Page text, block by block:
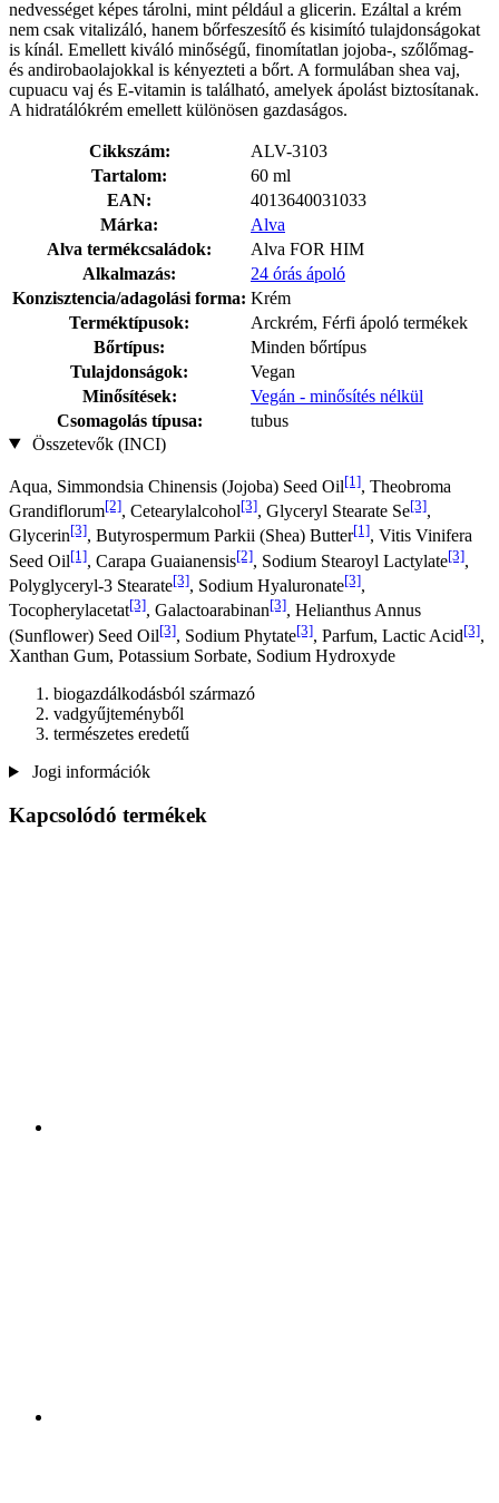
nedvességet képes tárolni, mint például a glicerin. Ezáltal a krém
nem csak vitalizáló, hanem bőrfeszesítő és kisimító tulajdonságokat
is kínál. Emellett kiváló minőségű, finomítatlan jojoba-, szőlőmag-
és andirobaolajokkal is kényezteti a bőrt. A formulában shea vaj,
cupuacu vaj és E-vitamin is található, amelyek ápolást biztosítanak.
A hidratálókrém emellett különösen gazdaságos.
Cikkszám:
ALV-3103
Tartalom:
60 ml
EAN:
4013640031033
Márka:
Alva
Alva termékcsaládok:
Alva FOR HIM
Alkalmazás:
24 órás ápoló
Konzisztencia/adagolási forma: Krém
Terméktípusok:
Arckrém, Férfi ápoló termékek
Bőrtípus:
Minden bőrtípus
Tulajdonságok:
Vegan
Minősítések:
Vegán - minősítés nélkül
Csomagolás típusa:
tubus
Összetevők (INCI)
Aqua, Simmondsia Chinensis (Jojoba) Seed Oil[1], Theobroma
Grandiflorum[2], Cetearylalcohol[3], Glyceryl Stearate Se[3],
Glycerin[3], Butyrospermum Parkii (Shea) Butter[1], Vitis Vinifera
Seed Oil[1], Carapa Guaianensis[2], Sodium Stearoyl Lactylate[3],
Polyglyceryl-3 Stearate[3], Sodium Hyaluronate[3],
Tocopherylacetat[3], Galactoarabinan[3], Helianthus Annus
(Sunflower) Seed Oil[3], Sodium Phytate[3], Parfum, Lactic Acid[3],
Xanthan Gum, Potassium Sorbate, Sodium Hydroxyde
biogazdálkodásból származó
vadgyűjteményből
természetes eredetű
Jogi információk
Kapcsolódó termékek